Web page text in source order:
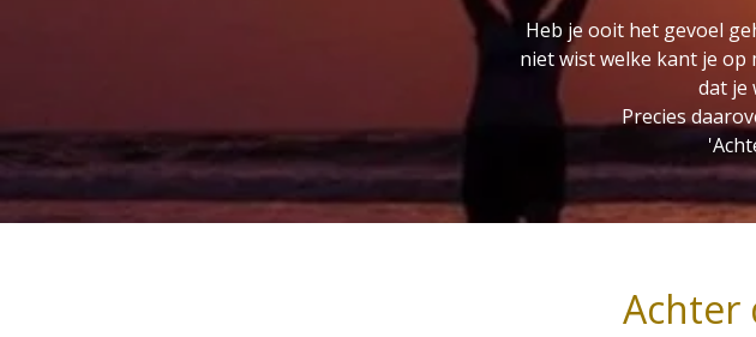
Heb je ooit het gevoel
niet wist welke kant je op
dat je
Precies
Achter